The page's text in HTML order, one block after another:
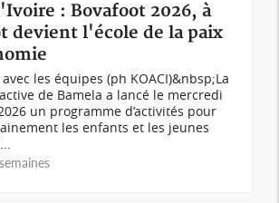
: Bovafoot 2026, à
devient l'école de la paix
les équipes (ph KOACI)&nbsp;La
de Bamela a lancé le mercredi
un programme d’activités pour
les enfants et les jeunes